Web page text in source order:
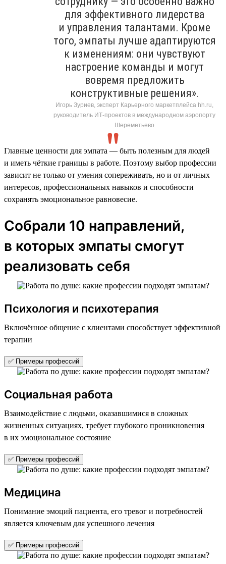
для эффективного лидерства
и управления талантами. Кроме
того, эмпаты лучше адаптируются
к изменениям: они чувствуют
настроение команды и могут
вовремя предложить
конструктивные решения».
Игорь Зуриев, эксперт Карьерного маркетплейса hh.ru,
руководитель ИТ-проектов в международном аэропорту
Шереметьево
Главные ценности для эмпата — быть полезным для людей
и иметь чёткие границы в работе. Поэтому выбор профессии
зависит не только от умения сопереживать, но и от личных
интересов, профессиональных навыков и способности
сохранять эмоциональное равновесие.
Собрали 10 направлений,
в которых эмпаты смогут
реализовать себя
Психология и психотерапия
Включённое общение с клиентами способствует эффективной
терапии
✅ Примеры профессий
Социальная работа
Взаимодействие с людьми, оказавшимися в сложных
жизненных ситуациях, требует глубокого проникновения
в их эмоциональное состояние
✅ Примеры профессий
Медицина
Понимание эмоций пациента, его тревог и потребностей
является ключевым для успешного лечения
✅ Примеры профессий